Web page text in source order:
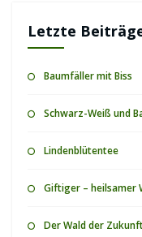
Baumfäller mit Biss